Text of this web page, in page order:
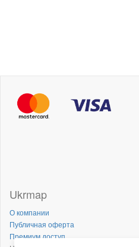
Ukrmap
О компании
Публичная оферта
Премиум доступ